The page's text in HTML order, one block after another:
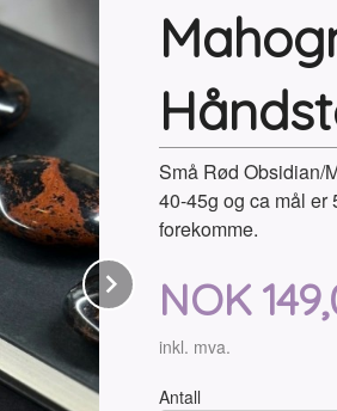
Next
Små Rød Obsidian/
40-45g og ca mål er
forekomme.
Pris
NOK
inkl. mva.
Antall